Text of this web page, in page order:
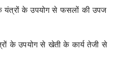
यंत्रों के उपयोग से फसलों की उपज
के उपयोग से खेती के कार्य तेजी से